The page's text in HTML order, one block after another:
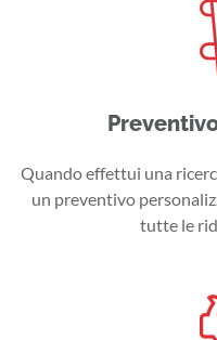
Quando effettui una
un preventivo
tutte le